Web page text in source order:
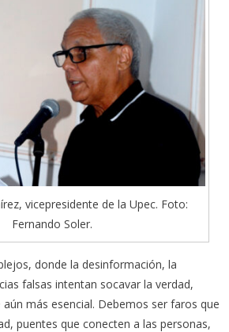
vicepresidente de la Upec. Foto:
Fernando Soler.
donde la desinformación, la
falsas intentan socavar la verdad,
más esencial. Debemos ser faros que
puentes que conecten a las personas,